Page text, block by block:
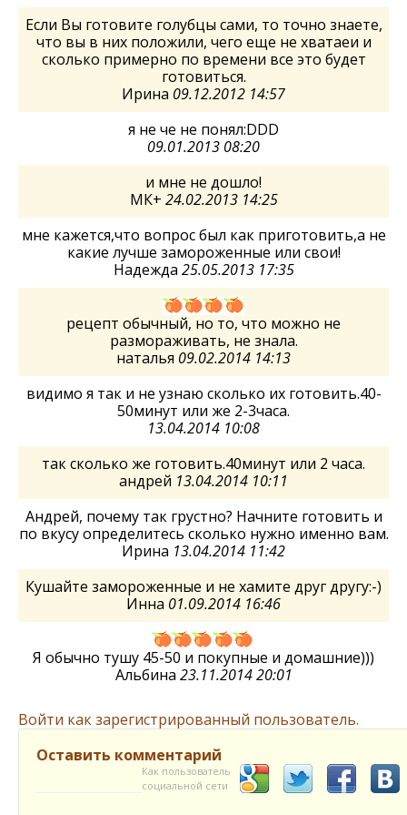
Если Вы готовите голубцы сами, то точно знаете,
что вы в них положили, чего еще не хватаеи и
сколько примерно по времени все это будет
готовиться.
Ирина 09.12.2012 14:57
я не че не понял:DDD
09.01.2013 08:20
и мне не дошло!
МК+ 24.02.2013 14:25
мне кажется,что вопрос был как приготовить,а не
какие лучше замороженные или свои!
Надежда 25.05.2013 17:35
рецепт обычный, но то, что можно не
размораживать, не знала.
наталья 09.02.2014 14:13
видимо я так и не узнаю сколько их готовить.40-
50минут или же 2-3часа.
13.04.2014 10:08
так сколько же готовить.40минут или 2 часа.
андрей 13.04.2014 10:11
Андрей, почему так грустно? Начните готовить и
по вкусу определитесь сколько нужно именно вам.
Ирина 13.04.2014 11:42
Кушайте замороженные и не хамите друг другу:-)
Инна 01.09.2014 16:46
Я обычно тушу 45-50 и покупные и домашние)))
Альбина 23.11.2014 20:01
Войти как зарегистрированный пользователь.
Оставить комментарий
Как пользователь
социальной сети